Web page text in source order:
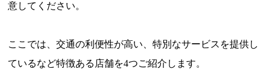
意してください。
ここでは、交通の利便性が高い、特別なサービスを提供し
ているなど特徴ある店舗を4つご紹介します。